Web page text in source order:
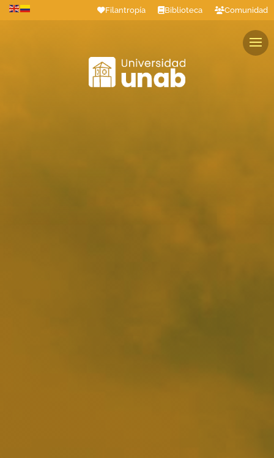
Filantropía Biblioteca Comunidad
Estudiantes Profesores Graduados